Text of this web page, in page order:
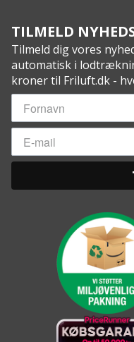
TILMELD
Tilmeld dig vores
automatisk i
kroner til Friluft.dk -